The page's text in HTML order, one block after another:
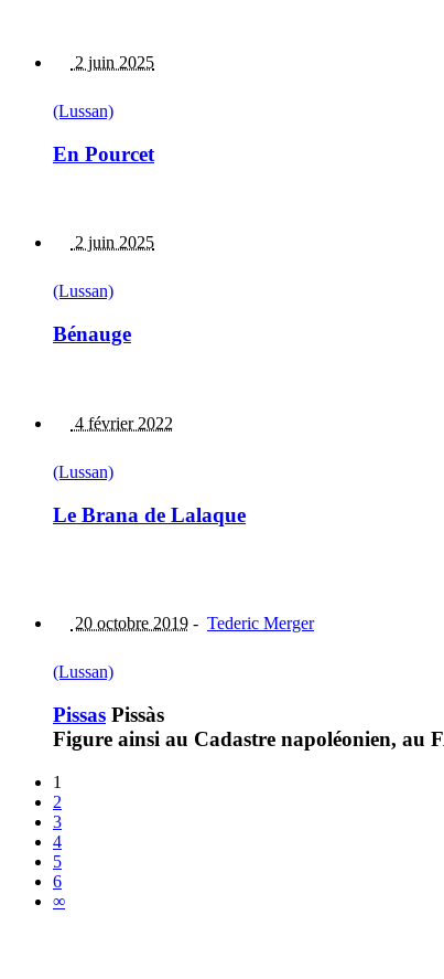
2 juin 2025
(Lussan)
En Pourcet
2 juin 2025
(Lussan)
Bénauge
4 février 2022
(Lussan)
Le Brana de Lalaque
20 octobre 2019 - Tederic Merger
(Lussan)
Pissas Pissàs
Figure ainsi au Cadastre napoléonien, au
1
2
3
4
5
6
∞